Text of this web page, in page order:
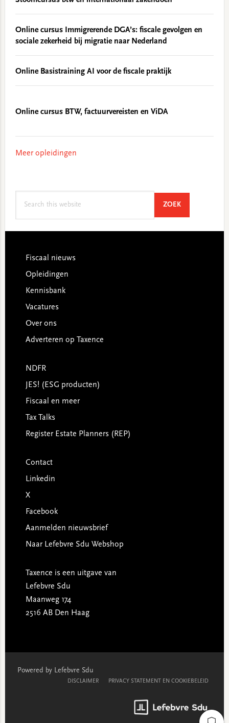
Online cursus Immigrerende DGA’s: fiscale gevolgen en
sociale zekerheid bij migratie naar Nederland
Online Basistraining AI voor de fiscale praktijk
Online cursus BTW, factuurvereisten en ViDA
Meer opleidingen
ZOEKSEARCH
Footer
Fiscaal nieuws
Opleidingen
Kennisbank
Vacatures
Over ons
Adverteren op Taxence
NDFR
JES! (ESG producten)
Fiscaal en meer
Tax Talks
Register Estate Planners (REP)
Contact
Linkedin
X
Facebook
Aanmelden nieuwsbrief
Naar Lefebvre Sdu Webshop
Taxence is een uitgave van
Lefebvre Sdu
Maanweg 174
2516 AB Den Haag
Powered by Lefebvre Sdu
DISCLAIMER PRIVACY STATEMENT EN COOKIEBELEID